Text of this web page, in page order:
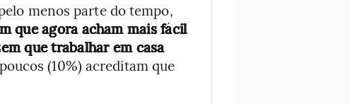
menos parte do tempo,
que agora acham mais fácil
que trabalhar em casa
(10%) acreditam que